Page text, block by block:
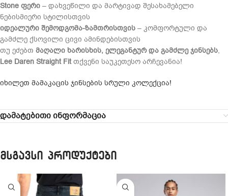
Stone ფერი – დახვეწილი და მარტივად შესახამებელი
ნებისმიერი სტილისთვის
იდეალური შემოდგომა-ზამთრისთვის – კომფორტული და
გამძლე ქსოვილი ცივი ამინდებისთვის
თუ ეძებთ მაღალი ხარისხის, ელეგანტურ და გამძლე ჯინსებს,
Lee Daren Straight Fitთქვენი საუკეთესო არჩევანია!
იხილეთ მამაკაცის ჯინსების სრული კოლექცია!
დამატებითი ინფორმაცია
მსგავსი პროდუქტები